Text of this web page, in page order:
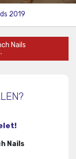
2019
Nails
Nails